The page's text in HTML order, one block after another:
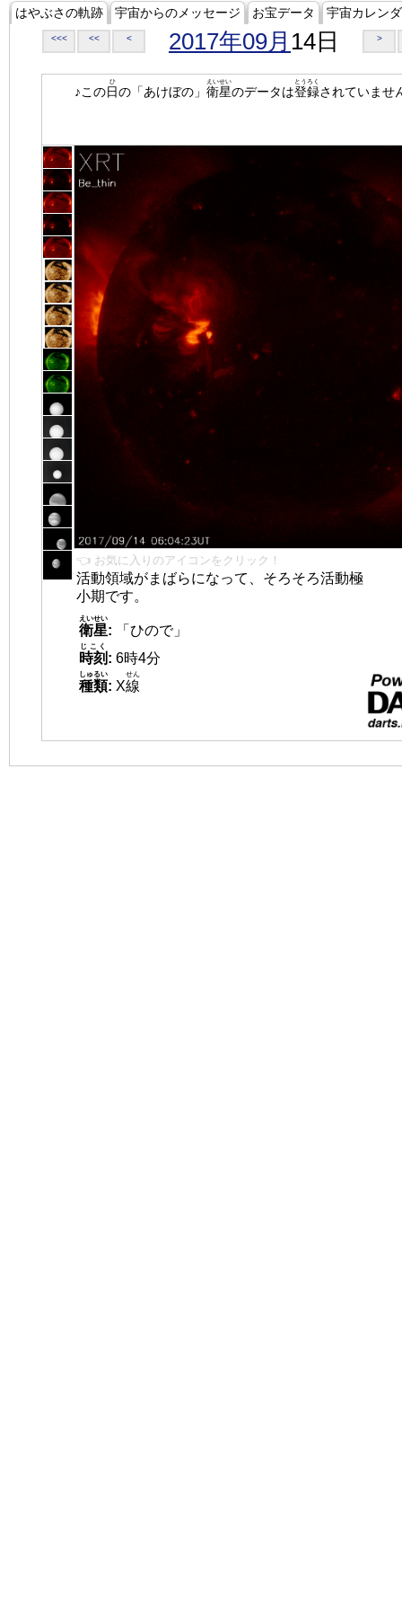
はやぶさの軌跡 宇宙からのメッセージ お宝データ 宇宙カレン
<<< << < 2017年09月 14日 >
♪この日
ひ
の「あけぼの」 衛星
えいせい
のデータは登録
とうろく
されていませ
👈 お気に入りのアイコンをクリック！
活動領域がまばらになって、そろそろ活動極
小期です。
衛星
えいせい
:
「ひので」
時刻
じこく
: 6時4分
種類
しゅるい
: X線
せん